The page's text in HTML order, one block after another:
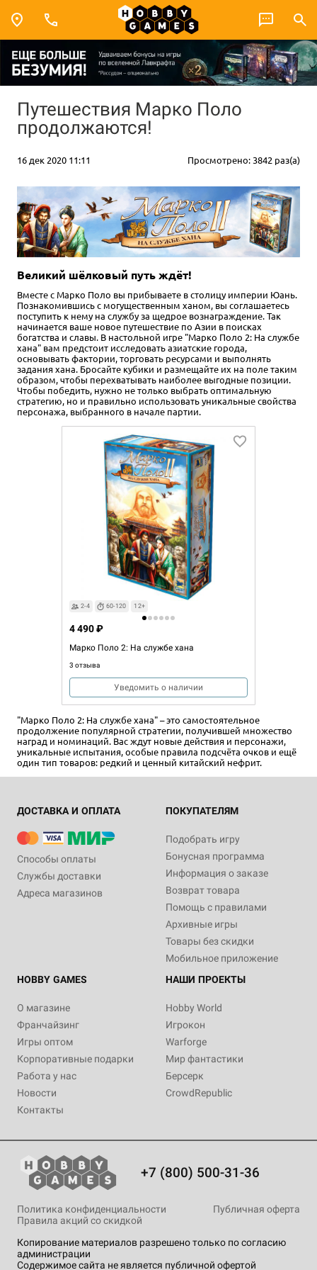
Путешествия Марко Поло
продолжаются!
16 дек 2020 11:11 Просмотрено: 3842 раз(а)
Великий шёлковый путь ждёт!
Вместе с Марко Поло вы прибываете в столицу империи Юань.
Познакомившись с могущественным ханом, вы соглашаетесь
поступить к нему на службу за щедрое вознаграждение. Так
начинается ваше новое путешествие по Азии в поисках
богатства и славы. В настольной игре "Марко Поло 2: На службе
хана" вам предстоит исследовать азиатские города,
основывать фактории, торговать ресурсами и выполнять
задания хана. Бросайте кубики и размещайте их на поле таким
образом, чтобы перехватывать наиболее выгодные позиции.
Чтобы победить, нужно не только выбрать оптимальную
стратегию, но и правильно использовать уникальные свойства
персонажа, выбранного в начале партии.
2-4 60-120 12+
Марко Поло 2: На службе хана
3 отзыва
4 490 ₽
Уведомить о наличии
"Марко Поло 2: На службе хана" – это самостоятельное
продолжение популярной стратегии, получившей множество
наград и номинаций. Вас ждут новые действия и персонажи,
уникальные испытания, особые правила подсчёта очков и ещё
один тип товаров: редкий и ценный китайский нефрит.
ДОСТАВКА И ОПЛАТА
Способы оплаты
Службы доставки
Адреса магазинов
ПОКУПАТЕЛЯМ
Подобрать игру
Бонусная программа
Информация о заказе
Возврат товара
Помощь с правилами
Архивные игры
Товары без скидки
Мобильное приложение
HOBBY GAMES
О магазине
Франчайзинг
Игры оптом
Корпоративные подарки
Работа у нас
Новости
Контакты
НАШИ ПРОЕКТЫ
Hobby World
Игрокон
Warforge
Мир фантастики
Берсерк
CrowdRepublic
+7 (800) 500-31-36
Копирование материалов разрешено только по согласию
администрации
Содержимое сайта не является публичной офертой
Политика конфиденциальности
Публичная оферта
Правила акций со скидкой